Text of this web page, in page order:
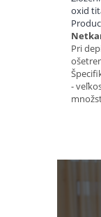
oxid
Pri
-